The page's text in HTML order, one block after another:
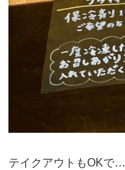
テイクアウトもOKで…